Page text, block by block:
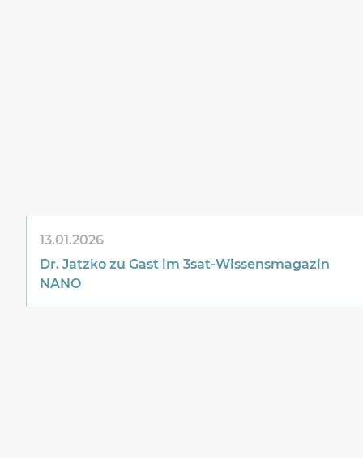
13.01.2026
Dr. Jatzko zu Gast im 3sat-Wissensmagazin
NANO